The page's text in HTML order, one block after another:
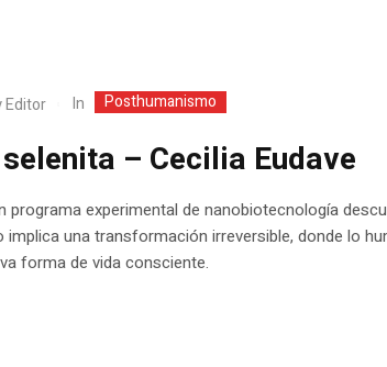
Editor In Posthumanismo
– Cecilia Eudave
programa experimental de nanobiotecnología
implica una transformación irreversible, donde lo
forma de vida consciente.